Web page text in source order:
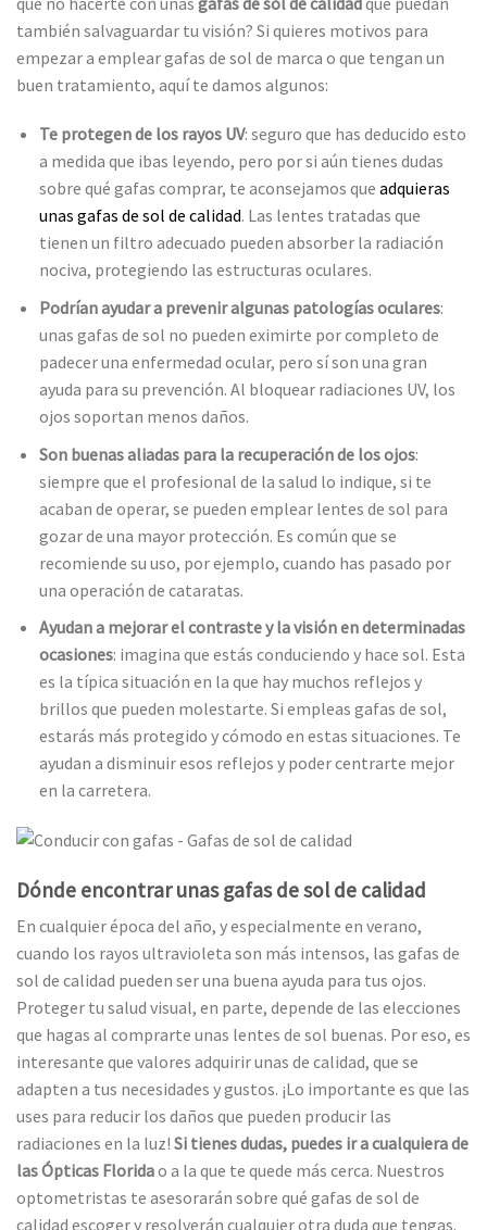
también salvaguardar tu visión? Si quieres motivos para
empezar a emplear gafas de sol de marca o que tengan un
buen tratamiento, aquí te damos algunos:
Te protegen de los rayos UV: seguro que has deducido esto
a medida que ibas leyendo, pero por si aún tienes dudas
sobre qué gafas comprar, te aconsejamos que adquieras
unas gafas de sol de calidad. Las lentes tratadas que
tienen un filtro adecuado pueden absorber la radiación
nociva, protegiendo las estructuras oculares.
Podrían ayudar a prevenir algunas patologías oculares:
unas gafas de sol no pueden eximirte por completo de
padecer una enfermedad ocular, pero sí son una gran
ayuda para su prevención. Al bloquear radiaciones UV, los
ojos soportan menos daños.
Son buenas aliadas para la recuperación de los ojos:
siempre que el profesional de la salud lo indique, si te
acaban de operar, se pueden emplear lentes de sol para
gozar de una mayor protección. Es común que se
recomiende su uso, por ejemplo, cuando has pasado por
una operación de cataratas.
Ayudan a mejorar el contraste y la visión en determinadas
ocasiones: imagina que estás conduciendo y hace sol. Esta
es la típica situación en la que hay muchos reflejos y
brillos que pueden molestarte. Si empleas gafas de sol,
estarás más protegido y cómodo en estas situaciones. Te
ayudan a disminuir esos reflejos y poder centrarte mejor
en la carretera.
Dónde encontrar unas gafas de sol de calidad
En cualquier época del año, y especialmente en verano,
cuando los rayos ultravioleta son más intensos, las gafas de
sol de calidad pueden ser una buena ayuda para tus ojos.
Proteger tu salud visual, en parte, depende de las elecciones
que hagas al comprarte unas lentes de sol buenas. Por eso, es
interesante que valores adquirir unas de calidad, que se
adapten a tus necesidades y gustos. ¡Lo importante es que las
uses para reducir los daños que pueden producir las
radiaciones en la luz! Si tienes dudas, puedes ir a cualquiera de
las Ópticas Floridao a la que te quede más cerca. Nuestros
optometristas te asesorarán sobre qué gafas de sol de
calidad escoger y resolverán cualquier otra duda que tengas.